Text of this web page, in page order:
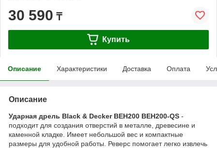
30 590 ₸
Купить
Описание Характеристики Доставка Оплата
Описание
Ударная дрель Black & Decker BEH200 BEH200-QS -
подходит для создания отверстий в металле, древесине и
каменной кладке. Имеет небольшой вес и компактные
размеры для удобной работы. Реверс помогает легко извлечь